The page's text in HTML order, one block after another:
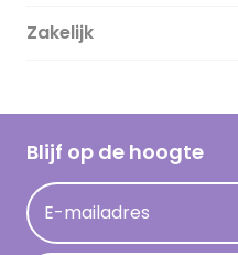
Duurzaamheid
Hallmark Kaartclub
Acties
Persberichten
Magazine
Cadeau inspiratie
Kaartinspiratie
Zakelijk
Blijf op de hoogte
E-mailadres